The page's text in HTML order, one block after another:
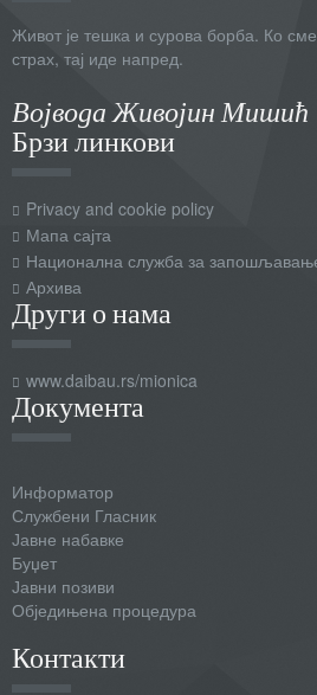
Живот је тешка и сурова борба. Ко
страх, тај иде напред.
Војвода Живојин Мишић
Брзи линкови
Privacy and cookie policy
Мапа сајта
Национална служба за
Архива
Други о нама
www.daibau.rs/mionica
Документа
Информатор
Службени Гласник
Јавне набавке
Буџет
Јавни позиви
Обједињена процедура
Контакти